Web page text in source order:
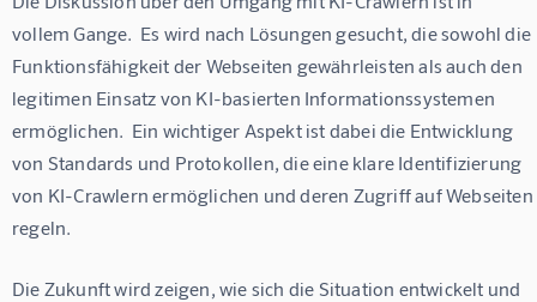
vollem Gange.  Es wird nach Lösungen gesucht, die sowohl die
Funktionsfähigkeit der Webseiten gewährleisten als auch den
legitimen Einsatz von KI-basierten Informationssystemen
ermöglichen.  Ein wichtiger Aspekt ist dabei die Entwicklung
von Standards und Protokollen, die eine klare Identifizierung
von KI-Crawlern ermöglichen und deren Zugriff auf Webseiten
regeln.
Die Zukunft wird zeigen, wie sich die Situation entwickelt und